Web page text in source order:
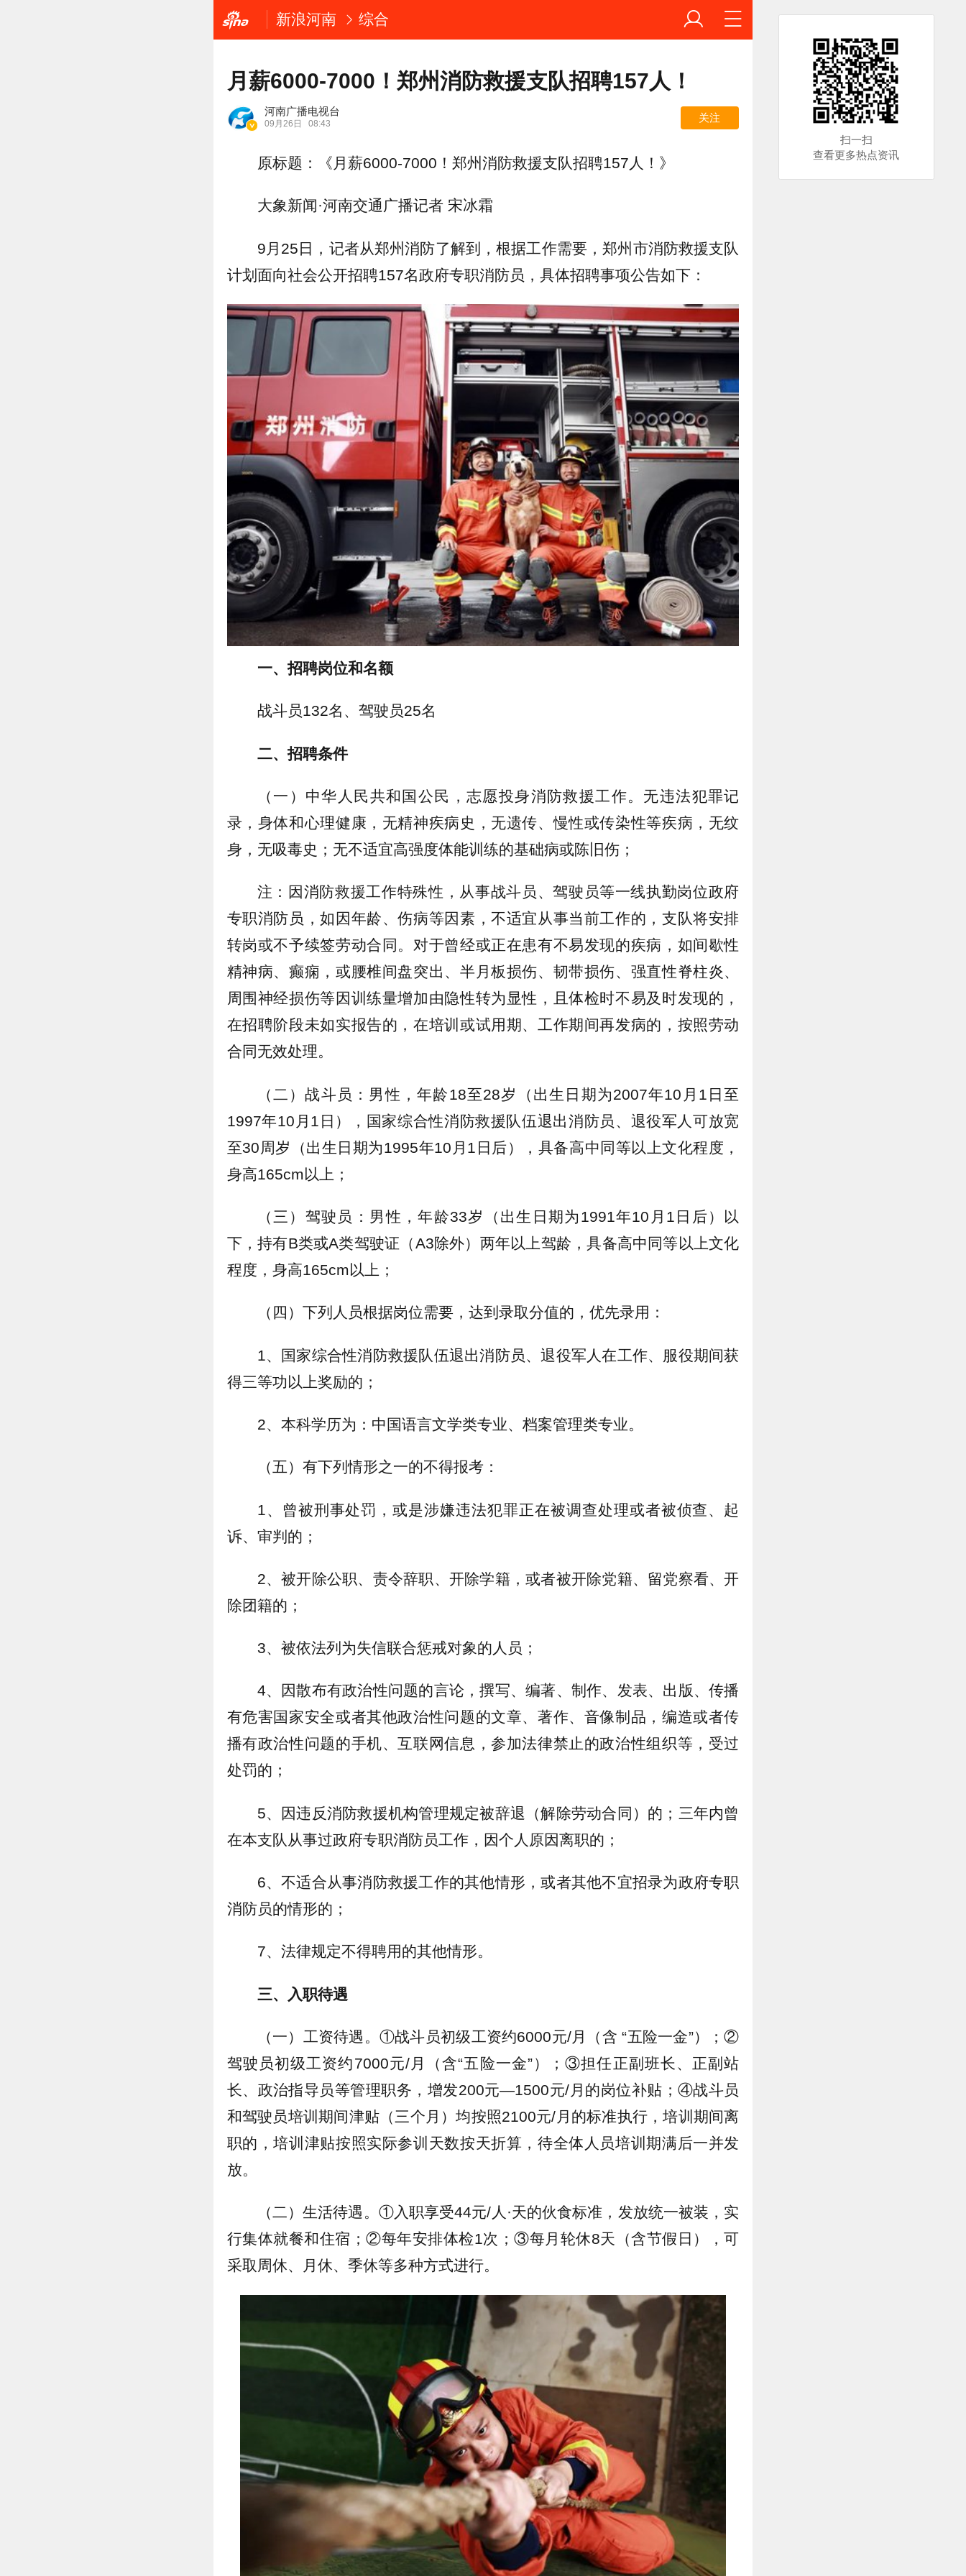
新浪河南 综合
月薪6000-7000！郑州消防救援支队招聘157人！
河南广播电视台
09月26日 08:43
关注
原标题：《月薪6000-7000！郑州消防救援支队招聘157人！》
大象新闻·河南交通广播记者 宋冰霜
9月25日，记者从郑州消防了解到，根据工作需要，郑州市消防救援支队
计划面向社会公开招聘157名政府专职消防员，具体招聘事项公告如下：
一、招聘岗位和名额
战斗员132名、驾驶员25名
二、招聘条件
（一）中华人民共和国公民，志愿投身消防救援工作。无违法犯罪记
录，身体和心理健康，无精神疾病史，无遗传、慢性或传染性等疾病，无纹
身，无吸毒史；无不适宜高强度体能训练的基础病或陈旧伤；
注：因消防救援工作特殊性，从事战斗员、驾驶员等一线执勤岗位政府
专职消防员，如因年龄、伤病等因素，不适宜从事当前工作的，支队将安排
转岗或不予续签劳动合同。对于曾经或正在患有不易发现的疾病，如间歇性
精神病、癫痫，或腰椎间盘突出、半月板损伤、韧带损伤、强直性脊柱炎、
周围神经损伤等因训练量增加由隐性转为显性，且体检时不易及时发现的，
在招聘阶段未如实报告的，在培训或试用期、工作期间再发病的，按照劳动
合同无效处理。
（二）战斗员：男性，年龄18至28岁（出生日期为2007年10月1日至
1997年10月1日），国家综合性消防救援队伍退出消防员、退役军人可放宽
至30周岁（出生日期为1995年10月1日后），具备高中同等以上文化程度，
身高165cm以上；
（三）驾驶员：男性，年龄33岁（出生日期为1991年10月1日后）以
下，持有B类或A类驾驶证（A3除外）两年以上驾龄，具备高中同等以上文化
程度，身高165cm以上；
（四）下列人员根据岗位需要，达到录取分值的，优先录用：
1、国家综合性消防救援队伍退出消防员、退役军人在工作、服役期间获
得三等功以上奖励的；
2、本科学历为：中国语言文学类专业、档案管理类专业。
（五）有下列情形之一的不得报考：
1、曾被刑事处罚，或是涉嫌违法犯罪正在被调查处理或者被侦查、起
诉、审判的；
2、被开除公职、责令辞职、开除学籍，或者被开除党籍、留党察看、开
除团籍的；
3、被依法列为失信联合惩戒对象的人员；
4、因散布有政治性问题的言论，撰写、编著、制作、发表、出版、传播
有危害国家安全或者其他政治性问题的文章、著作、音像制品，编造或者传
播有政治性问题的手机、互联网信息，参加法律禁止的政治性组织等，受过
处罚的；
5、因违反消防救援机构管理规定被辞退（解除劳动合同）的；三年内曾
在本支队从事过政府专职消防员工作，因个人原因离职的；
6、不适合从事消防救援工作的其他情形，或者其他不宜招录为政府专职
消防员的情形的；
7、法律规定不得聘用的其他情形。
三、入职待遇
（一）工资待遇。①战斗员初级工资约6000元/月（含 “五险一金”）；②
驾驶员初级工资约7000元/月（含“五险一金”）；③担任正副班长、正副站
长、政治指导员等管理职务，增发200元—1500元/月的岗位补贴；④战斗员
和驾驶员培训期间津贴（三个月）均按照2100元/月的标准执行，培训期间离
职的，培训津贴按照实际参训天数按天折算，待全体人员培训期满后一并发
放。
（二）生活待遇。①入职享受44元/人·天的伙食标准，发放统一被装，实
行集体就餐和住宿；②每年安排体检1次；③每月轮休8天（含节假日），可
采取周休、月休、季休等多种方式进行。
扫一扫
查看更多热点资讯